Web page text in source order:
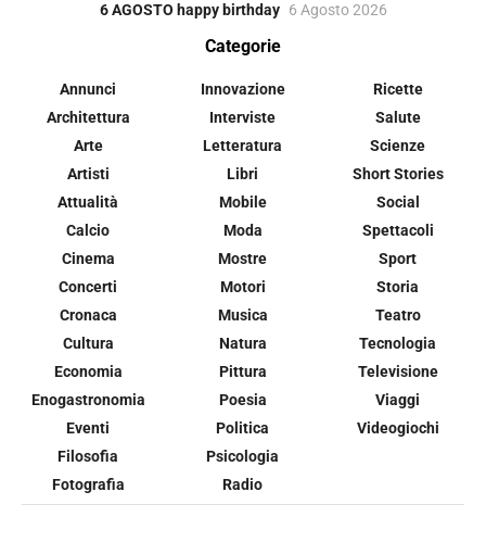
6 AGOSTO happy birthday 6 Agosto 2026
Categorie
Annunci
Architettura
Arte
Artisti
Attualità
Calcio
Cinema
Concerti
Cronaca
Cultura
Economia
Enogastronomia
Eventi
Filosofia
Fotografia
Innovazione
Interviste
Letteratura
Libri
Mobile
Moda
Mostre
Motori
Musica
Natura
Pittura
Poesia
Politica
Psicologia
Radio
Ricette
Salute
Scienze
Short Stories
Social
Spettacoli
Sport
Storia
Teatro
Tecnologia
Televisione
Viaggi
Videogiochi